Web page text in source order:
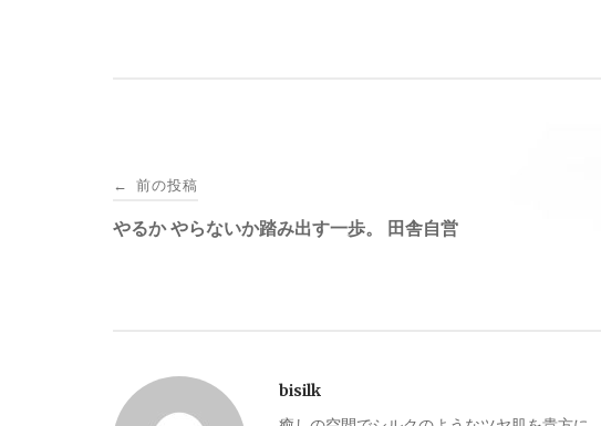
投
稿
ゲ
← 前の投稿
やるか やらないか踏み出す一歩。 田舎自営
bisilk